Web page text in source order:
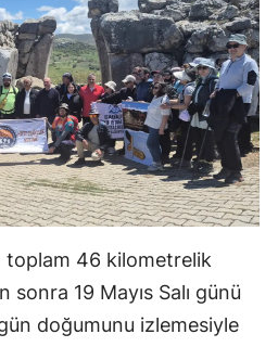
Sivas
Tekirdağ
Tokat
Trabzon
Tunceli
Van
toplam 46 kilometrelik
sonra 19 Mayıs Salı günü
doğumunu izlemesiyle